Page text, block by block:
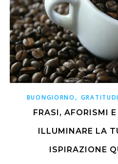
BUONGIORNO ,
FRASI, AFORISMI
ILLUMINARE LA
ISPIRAZIONE